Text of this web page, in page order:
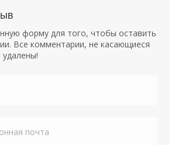
форму для того, чтобы оставить
Все комментарии, не касающиеся
удалены!